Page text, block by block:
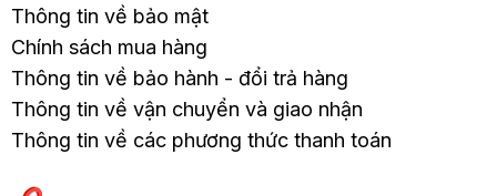
Thông tin về bảo mật
Chính sách mua hàng
Thông tin về bảo hành - đổi trả hàng
Thông tin về vận chuyển và giao nhận
Thông tin về các phương thức thanh toán